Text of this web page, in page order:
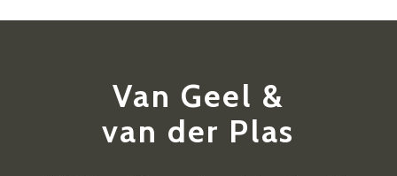
Van Geel &
van der Plas